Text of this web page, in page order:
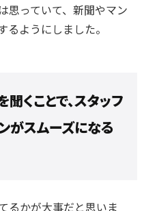
思っていて、新聞やマン
るようにしました。
くことで、スタッフ
がスムーズになる
るかが大事だと思いま